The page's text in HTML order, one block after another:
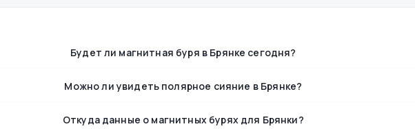
Будет ли магнитная буря в Брянке сегодня?
Можно ли увидеть полярное сияние в Брянке?
Откуда данные о магнитных бурях для Брянки?